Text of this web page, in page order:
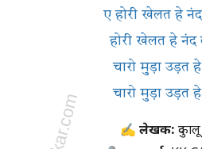
ए होरी खेलत हे
होरी खेलत हे नंद
चारो मुड़ा उड़त
चारो मुड़ा उड़त
✍ लेखक: